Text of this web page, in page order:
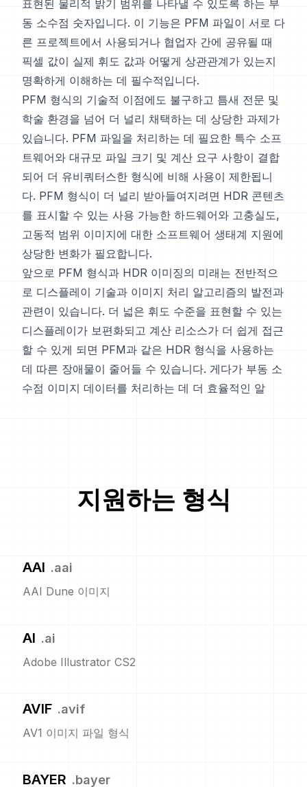
표현된 물리적 밝기 범위를 나타낼 수 있도록 하는 부
동 소수점 숫자입니다. 이 기능은 PFM 파일이 서로 다
른 프로젝트에서 사용되거나 협업자 간에 공유될 때
픽셀 값이 실제 휘도 값과 어떻게 상관관계가 있는지
명확하게 이해하는 데 필수적입니다.
PFM 형식의 기술적 이점에도 불구하고 틈새 전문 및
학술 환경을 넘어 더 널리 채택하는 데 상당한 과제가
있습니다. PFM 파일을 처리하는 데 필요한 특수 소프
트웨어와 대규모 파일 크기 및 계산 요구 사항이 결합
되어 더 유비쿼터스한 형식에 비해 사용이 제한됩니
다. PFM 형식이 더 널리 받아들여지려면 HDR 콘텐츠
를 표시할 수 있는 사용 가능한 하드웨어와 고충실도,
고동적 범위 이미지에 대한 소프트웨어 생태계 지원에
상당한 변화가 필요합니다.
앞으로 PFM 형식과 HDR 이미징의 미래는 전반적으
로 디스플레이 기술과 이미지 처리 알고리즘의 발전과
관련이 있습니다. 더 넓은 휘도 수준을 표현할 수 있는
디스플레이가 보편화되고 계산 리소스가 더 쉽게 접근
할 수 있게 되면 PFM과 같은 HDR 형식을 사용하는
데 따른 장애물이 줄어들 수 있습니다. 게다가 부동 소
수점 이미지 데이터를 처리하는 데 더 효율적인 알
지원하는 형식
AAI .aai
AAI Dune 이미지
AI .ai
Adobe Illustrator CS2
AVIF .avif
AV1 이미지 파일 형식
BAYER .bayer